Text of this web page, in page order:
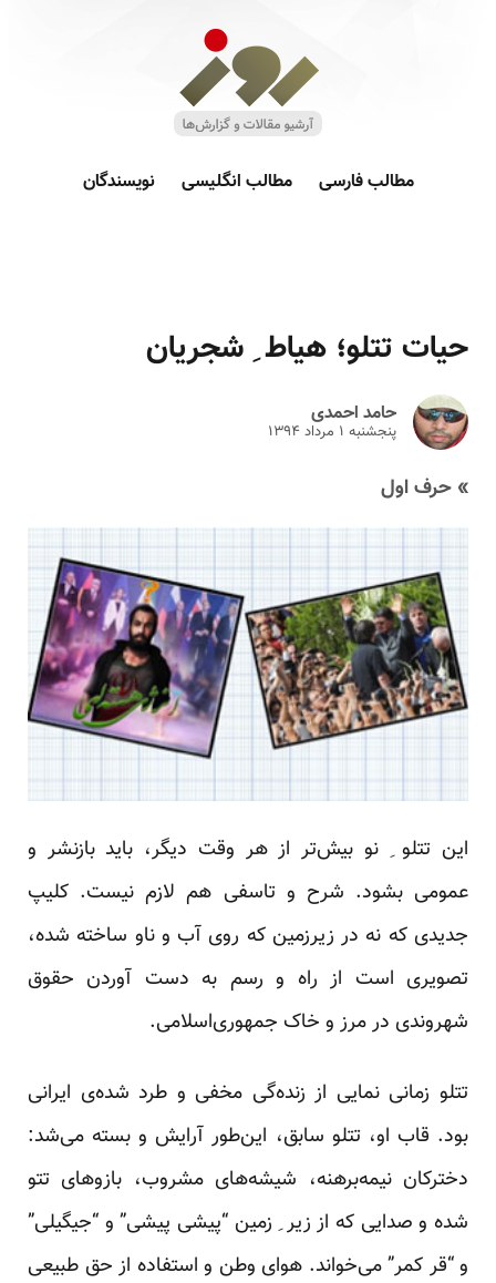
مطالب فارسی مطالب انگلیسی نویسندگان
حیات تتلو؛ هیاط ِ شجریان
حامد احمدی
پنجشنبه ۱ مرداد ۱۳۹۴
» حرف اول
این تتلو ِ نو بیش‌تر از هر وقت دیگر، باید بازنشر و
عمومی بشود. شرح و تاسفی هم لازم نیست. کلیپ
جدیدی که نه در زیرزمین که روی آب و ناو ساخته شده،
تصویری است از راه و رسم به دست آوردن حقوق
شهروندی در مرز و خاک جمهوری‌اسلامی.
تتلو زمانی نمایی از زنده‌گی مخفی و طرد شده‌ی ایرانی
بود. قاب او، تتلو سابق، این‌طور آرایش و بسته می‌شد:
دخترکان نیمه‌برهنه، شیشه‌های مشروب، بازوهای تتو
شده و صدایی که از زیر ِ زمین “پیشی پیشی” و “جیگیلی”
و “قر کمر” می‌خواند. هوای وطن و استفاده از حق طبیعی